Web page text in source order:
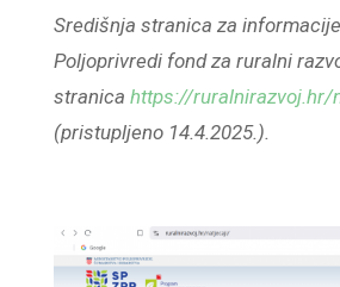
Središnja stranica za
Poljoprivredi fond za ruralni
stranica https://ruralnirazvoj.hr/
(pristupljeno 14.4.2025.).